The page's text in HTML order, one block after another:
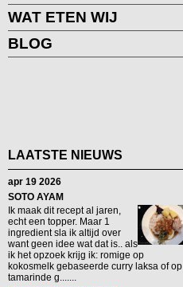
WAT ETEN WIJ
BLOG
LAATSTE NIEUWS
apr 19 2026
SOTO AYAM
Ik maak dit recept al jaren,
echt een topper. Maar 1
ingredient sla ik altijd over
want geen idee wat dat is.. als
ik het opzoek krijg ik: romige op
kokosmelk gebaseerde curry laksa of op
tamarinde g.......